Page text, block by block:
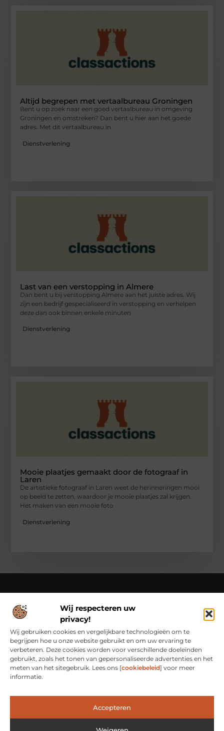
Wij respecteren uw
privacy!
Wij gebruiken cookies en vergelijkbare technologieën om te
begrijpen hoe u onze website gebruikt en om uw ervaring te
verbeteren. Deze cookies worden voor verschillende doeleinden
gebruikt, zoals het tonen van gepersonaliseerde advertenties en het
meten van het sitegebruik. Lees ons [cookiebeleid] voor meer
informatie.
Accepteren
Altijd begrepen met vertaalbureau Groningen
Bent u op zoek naar een goed vertaalbureau in omgeving
Groningen en omstreken? Dan bent u hier aan het goede
adres. Met dit vertaalbureau in
Dienstverlening
Last van een verstopping in Almere
Dan bent u bij verstopping Almere aan het juiste adres. Wij
zijn een bedrijf gespecialiseerd in verstopping en verhelpen
deze dan ook binnen enkele minuten
Dienstverlening
Mooie plaatjes gemaakt door de fotograaf in
Laren
De artistieke fotograaf in Laren weet de herinneringen mooi
op beeld te zetten, waardoor je mooie plaatjes zal krijgen.
Het maken van een mooie foto
Dienstverlening
Over Class Actions
Classactions.nl – Van dagelijkse inspiratie tot bijzondere
verhalen.
Verken artikelen en blogs die je informeren,
inspireren en bewust maken van alles wat er speelt in de
wereld.
Bericht categorie